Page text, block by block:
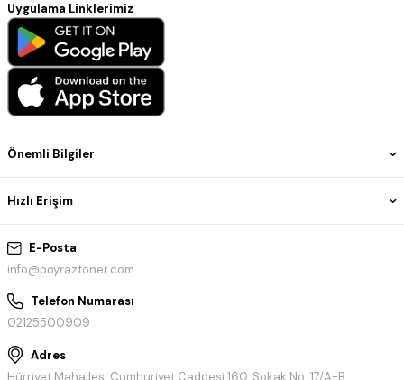
E-Posta
info@poyraztoner.com
Telefon Numarası
02125500909
Adres
Önemli Bilgiler
Hızlı Erişim
Uygulama Linklerimiz